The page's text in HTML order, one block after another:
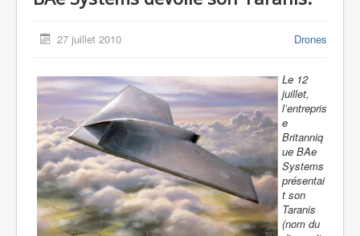
Aviation Militaire
Europespace
27 juillet 2010 Drones
Le 12
juillet,
l’entrepris
e
Britanniq
ue BAe
Systems
présentai
t son
Taranis
(nom du